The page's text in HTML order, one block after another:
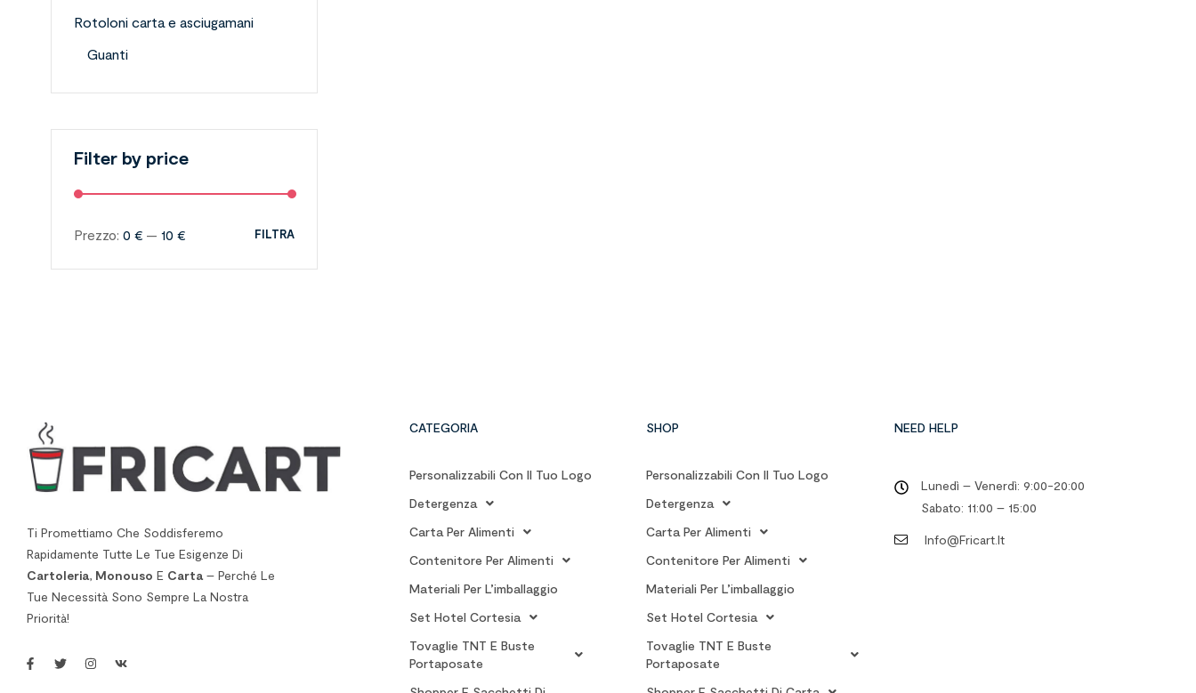
Rotoloni carta e asciugamani
Guanti
Filter by price
FILTRA
Prezzo: 0 € — 10 €
Ti Promettiamo Che Soddisferemo
Rapidamente Tutte Le Tue Esigenze Di
Cartoleria, Monouso E Carta – Perché Le
Tue Necessità Sono Sempre La Nostra
Priorità!
CATEGORIA
Personalizzabili Con Il Tuo Logo
Detergenza
Carta Per Alimenti
Contenitore Per Alimenti
Materiali Per L’imballaggio
Set Hotel Cortesia
Tovaglie TNT E Buste
Portaposate
SHOP
Personalizzabili Con Il Tuo Logo
Detergenza
Carta Per Alimenti
Contenitore Per Alimenti
Materiali Per L’imballaggio
Set Hotel Cortesia
Tovaglie TNT E Buste
Portaposate
NEED HELP
Lunedì – Venerdì: 9:00-20:00
Sabato: 11:00 – 15:00
Info@fricart.it